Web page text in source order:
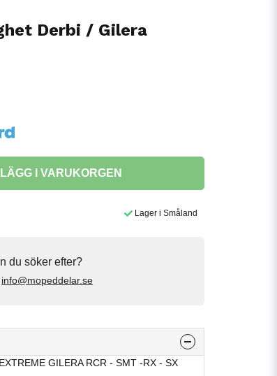
Derbi / Gilera
LÄGG I VARUKORGEN
Lager i Småland
du söker efter?
info@mopeddelar.se
GILERA RCR - SMT -RX - SX